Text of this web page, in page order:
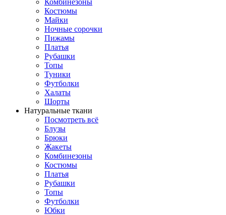
Костюмы
Майки
Ночные сорочки
Пижамы
Платья
Рубашки
Топы
Туники
Футболки
Халаты
Шорты
Натуральные ткани
Посмотреть всё
Блузы
Брюки
Жакеты
Комбинезоны
Костюмы
Платья
Рубашки
Топы
Футболки
Юбки